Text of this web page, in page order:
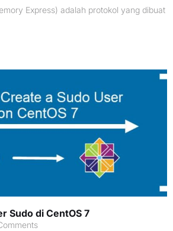
Express) adalah protokol yang dibuat
Sudo di CentOS 7